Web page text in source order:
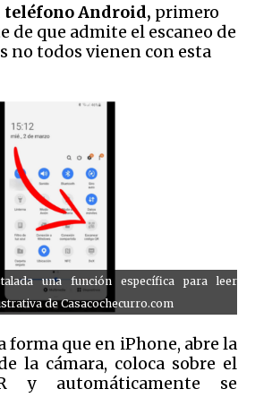
teléfono Android, primero
de que admite el escaneo de
no todos vienen con esta
una función específica para leer
de Casacochecurro.com
forma que en iPhone, abre la
la cámara, coloca sobre el
y automáticamente se